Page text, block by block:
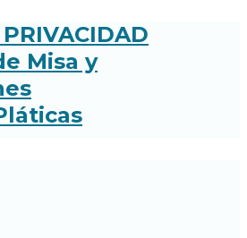
Misa y